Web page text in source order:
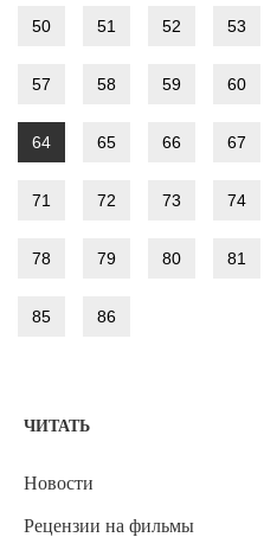
50 51 52 53
57 58 59 60
64 65 66 67
71 72 73 74
78 79 80 81
85 86
ЧИТАТЬ
Новости
Рецензии на фильмы